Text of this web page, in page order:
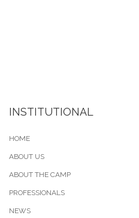
INSTITUTIONAL
HOME
ABOUT US
ABOUT THE CAMP
PROFESSIONALS
NEWS